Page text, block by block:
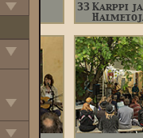
ja
33 Karppi ja